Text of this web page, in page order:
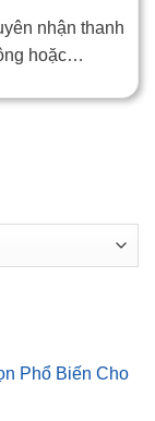
nhận thanh
hoặc…
Phổ Biến Cho